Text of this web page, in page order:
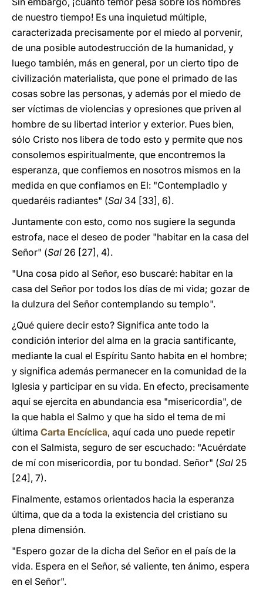
de nuestro tiempo! Es una inquietud múltiple,
caracterizada precisamente por el miedo al porvenir,
de una posible autodestrucción de la humanidad, y
luego también, más en general, por un cierto tipo de
civilización materialista, que pone el primado de las
cosas sobre las personas, y además por el miedo de
ser víctimas de violencias y opresiones que priven al
hombre de su libertad interior y exterior. Pues bien,
sólo Cristo nos libera de todo esto y permite que nos
consolemos espiritualmente, que encontremos la
esperanza, que confiemos en nosotros mismos en la
medida en que confiamos en El: "Contempladlo y
quedaréis radiantes" (Sal 34 [33], 6).
Juntamente con esto, como nos sugiere la segunda
estrofa, nace el deseo de poder "habitar en la casa del
Señor" (Sal 26 [27], 4).
"Una cosa pido al Señor, eso buscaré: habitar en la
casa del Señor por todos los días de mi vida; gozar de
la dulzura del Señor contemplando su templo".
¿Qué quiere decir esto? Significa ante todo la
condición interior del alma en la gracia santificante,
mediante la cual el Espíritu Santo habita en el hombre;
y significa además permanecer en la comunidad de la
Iglesia y participar en su vida. En efecto, precisamente
aquí se ejercita en abundancia esa "misericordia", de
la que habla el Salmo y que ha sido el tema de mi
última Carta Encíclica, aquí cada uno puede repetir
con el Salmista, seguro de ser escuchado: "Acuérdate
de mí con misericordia, por tu bondad. Señor" (Sal 25
[24], 7).
Finalmente, estamos orientados hacia la esperanza
última, que da a toda la existencia del cristiano su
plena dimensión.
"Espero gozar de la dicha del Señor en el país de la
vida. Espera en el Señor, sé valiente, ten ánimo, espera
en el Señor".